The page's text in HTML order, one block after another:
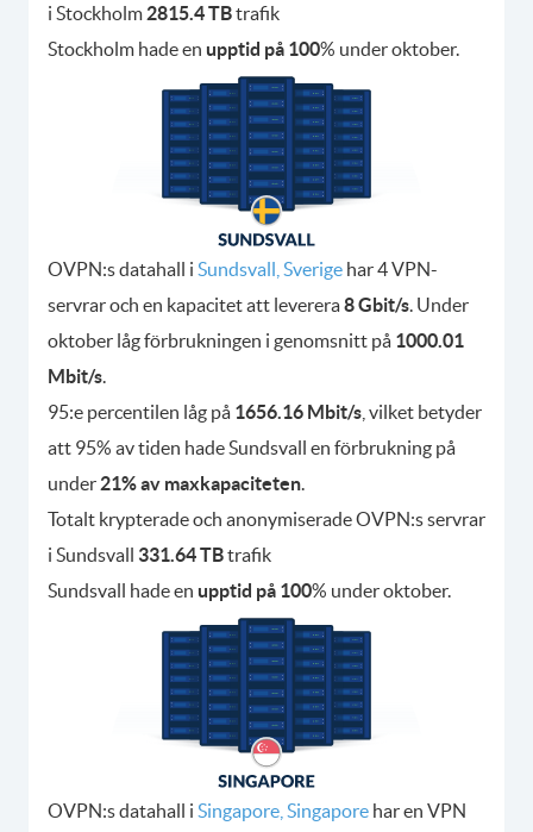
i Stockholm 2815.4 TBtrafik
Stockholm hade en upptid på 100% under oktober.
OVPN:s datahall i Sundsvall, Sverige har 4 VPN-
servrar och en kapacitet att leverera8 Gbit/s. Under
oktober låg förbrukningen i genomsnitt på 1000.01
Mbit/s.
95:e percentilen låg på 1656.16 Mbit/s , vilket betyder
att 95% av tiden hade Sundsvall en förbrukning på
under 21% av maxkapaciteten.
Totalt krypterade och anonymiserade OVPN:s servrar
i Sundsvall 331.64 TBtrafik
Sundsvall hade en upptid på 100% under oktober.
OVPN:s datahall i Singapore, Singapore har en VPN